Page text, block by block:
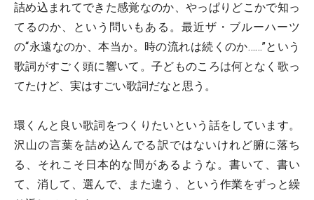
詰め込まれてできた感覚なのか、やっぱりどこかで知っ
てるのか、という問いもある。最近ザ・ブルーハーツ
の“永遠なのか、本当か。時の流れは続くのか……”という
歌詞がすごく頭に響いて。子どものころは何となく歌っ
てたけど、実はすごい歌詞だなと思う。
環くんと良い歌詞をつくりたいという話をしています。
沢山の言葉を詰め込んでる訳ではないけれど腑に落ち
る、それこそ日本的な間があるような。書いて、書い
て、消して、選んで、また違う、という作業をずっと繰